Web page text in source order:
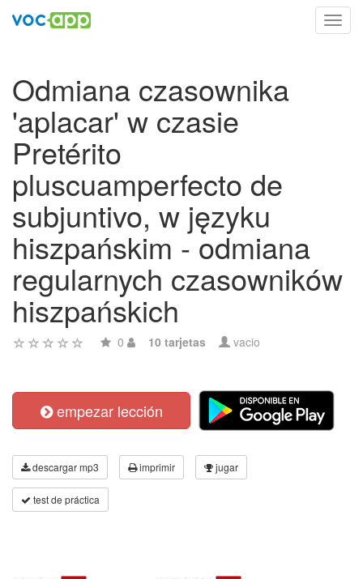
Odmiana czasownika
'aplacar' w czasie
Pretérito
pluscuamperfecto de
subjuntivo, w języku
hiszpańskim - odmiana
regularnych czasowników
hiszpańskich
0 10 tarjetas vacio
empezar lección
descargar mp3 imprimir jugar
test de práctica